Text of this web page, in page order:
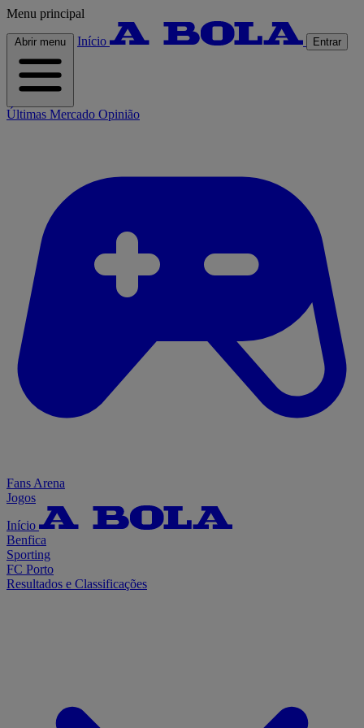
Menu principal
Abrir menu Início Entrar
Últimas Mercado Opinião
Fans Arena
Jogos
Início
Benfica
Sporting
FC Porto
Resultados e Classificações